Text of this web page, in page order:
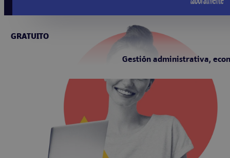
GRATUITO
Gestión administrativa,